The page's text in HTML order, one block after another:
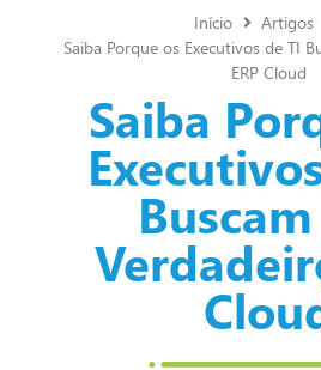
Início
Artigos
Saiba Porque os Executivos de TI
ERP Cloud
Saiba